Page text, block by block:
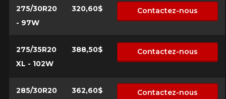
275/30R20
- 97W
320,60$ Contactez-nous
275/35R20
XL - 102W
388,50$ Contactez-nous
285/30R20
362,60$ Contactez-nous